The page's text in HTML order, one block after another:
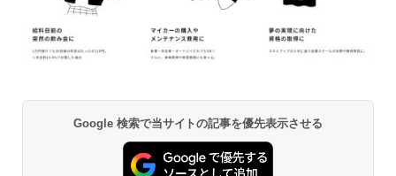
Google 検索で当サイトの記事を優先表示させる